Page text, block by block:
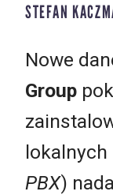
STEFAN
Nowe
Group
lokalnych
PBX)